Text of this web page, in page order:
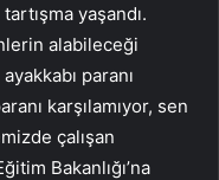
yaşandı.
alabileceği
paranı
karşılamıyor, sen
çalışan
Bakanlığı’na